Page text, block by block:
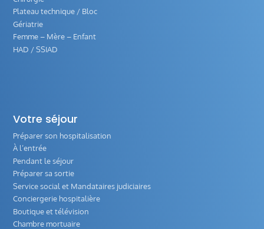
Plateau technique / Bloc
Gériatrie
Femme – Mère – Enfant
HAD / SSIAD
Votre séjour
Préparer son hospitalisation
À l’entrée
Pendant le séjour
Préparer sa sortie
Service social et Mandataires judiciaires
Conciergerie hospitalière
Boutique et télévision
Chambre mortuaire